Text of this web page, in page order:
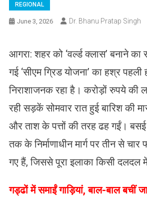
REGIONAL
June 3, 2026 Dr. Bhanu Pratap Singh
​आगरा: शहर को ‘वर्ल्ड क्लास’ बनाने
गई ‘सीएम ग्रिड योजना’ का हश्र पहली
निराशाजनक रहा है। करोड़ों रुपये की
रही सड़कें सोमवार रात हुई बारिश की
और ताश के पत्तों की तरह ढह गईं।
तक के निर्माणाधीन मार्ग पर तीन से
गए हैं, जिससे पूरा इलाका किसी दलदल में
​गड्ढों में समाईं गाड़ियां, बाल-बाल बचीं